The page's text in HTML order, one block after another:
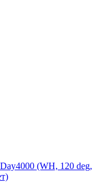
(WH, 120 deg,